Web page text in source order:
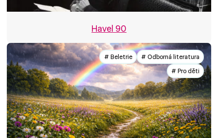
Havel 90
# Beletrie
# Odborná literatura
# Pro děti